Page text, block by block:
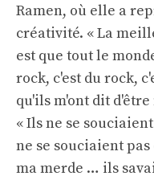
Ramen, où elle a
créativité. « La
est que tout le
rock, c'est du rock,
qu'ils m'ont dit
« Ils ne se
ne se souciaient
ma merde … ils